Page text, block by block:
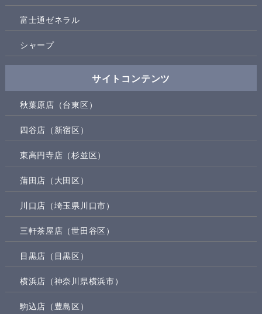
富士通ゼネラル
シャープ
サイトコンテンツ
秋葉原店（台東区）
四谷店（新宿区）
東高円寺店（杉並区）
蒲田店（大田区）
川口店（埼玉県川口市）
三軒茶屋店（世田谷区）
目黒店（目黒区）
横浜店（神奈川県横浜市）
駒込店（豊島区）